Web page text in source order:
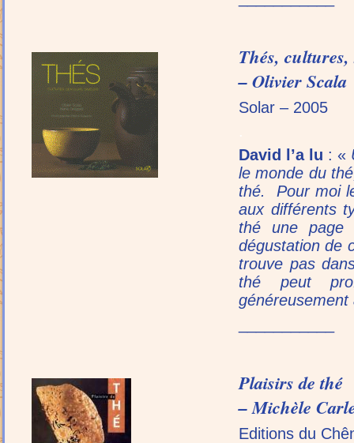
Thés, cultures,
– Olivier Scala
Solar – 2005
David l’a lu : «
le monde du
thé. Pour moi
aux différents
thé une page
dégustation de
trouve pas
thé peut
généreusement
Plaisirs de thé
– Michèle
Editions du